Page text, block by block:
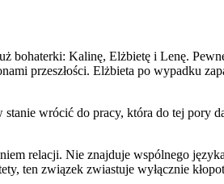
bohaterki: Kalinę, Elżbietę i Lenę.
przeszłości. Elżbieta po wypadku
wrócić do pracy, która do tej pory
relacji. Nie znajduje wspólnego
ten związek zwiastuje wyłącznie